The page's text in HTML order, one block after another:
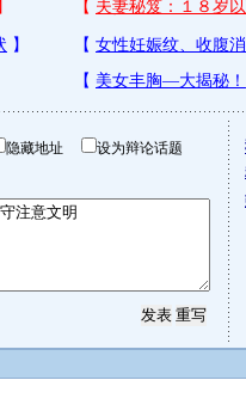
隐藏地址 设为辩论话题